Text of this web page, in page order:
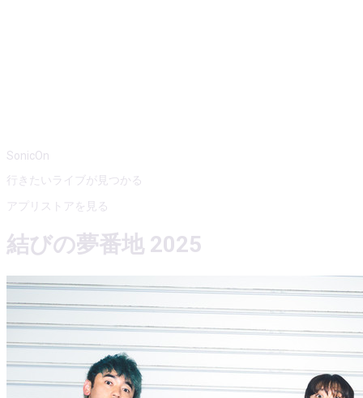
SonicOn
行きたいライブが見つかる
アプリストアを見る
結びの夢番地 2025